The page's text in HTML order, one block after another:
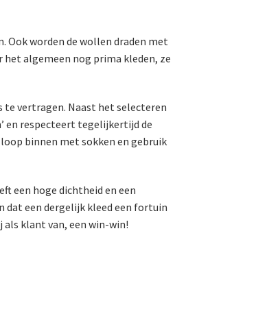
Ook worden de wollen draden met
algemeen nog prima kleden, ze
te vertragen. Naast het selecteren
en respecteert tegelijkertijd de
binnen met sokken en gebruik
een hoge dichtheid en een
dat een dergelijk kleed een fortuin
klant van, een win-win!